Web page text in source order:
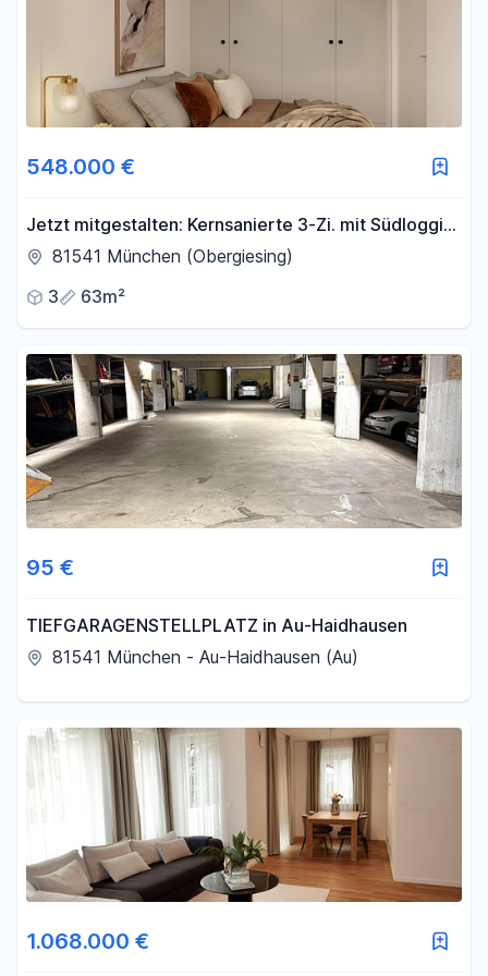
548.000 €
Jetzt mitgestalten: Kernsanierte 3-Zi. mit Südloggia
– Giesing | provisionsfrei
81541 München (Obergiesing)
3
63m²
95 €
TIEFGARAGENSTELLPLATZ in Au-Haidhausen
81541 München - Au-Haidhausen (Au)
1.068.000 €